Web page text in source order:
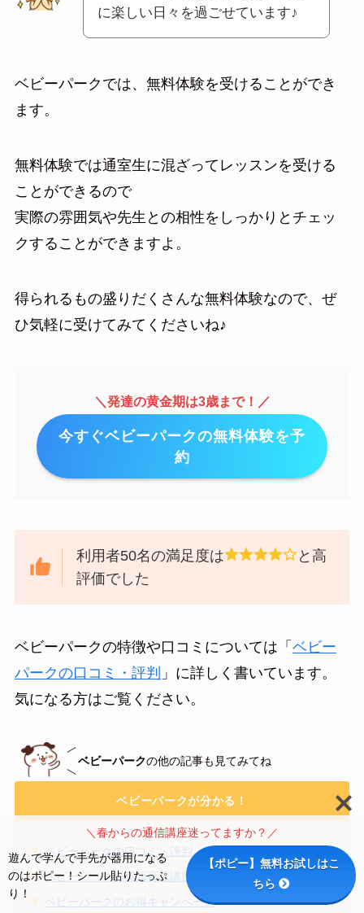
に楽しい日々を過ごせています♪
ベビーパークでは、無料体験を受けることができ
ます。
無料体験では通室生に混ざってレッスンを受ける
ことができるので
実際の雰囲気や先生との相性をしっかりとチェッ
クすることができますよ。
得られるもの盛りだくさんな無料体験なので、ぜ
ひ気軽に受けてみてくださいね♪
＼発達の黄金期は3歳まで！／
今すぐベビーパークの無料体験を予
約
利用者50名の満足度は
と高
評価でした
ベビーパークの特徴や口コミについては「 ベビー
パークの口コミ・評判 」に詳しく書いています。
気になる方はご覧ください。
ベビーパークの他の記事も見てみてね
ベビーパークが分かる！
ベビーパークの口コミ・評判・効果
ベビーパークの英語育児講座が分かる
ベビーパークのお得キャンペーン
＼春からの通信講座迷ってますか？／
遊んで学んで手先が器用になる
のはポピー！シール貼りたっぷ
り！
【ポピー】無料お試しはこ
ちら